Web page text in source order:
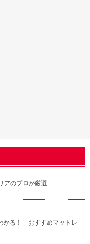
アのプロが厳選
かる！ おすすめマットレ